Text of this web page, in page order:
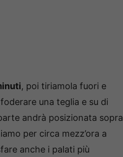
, poi tiriamola fuori e
una teglia e su di
andrà posizionata sopra
per circa mezz’ora a
anche i palati più